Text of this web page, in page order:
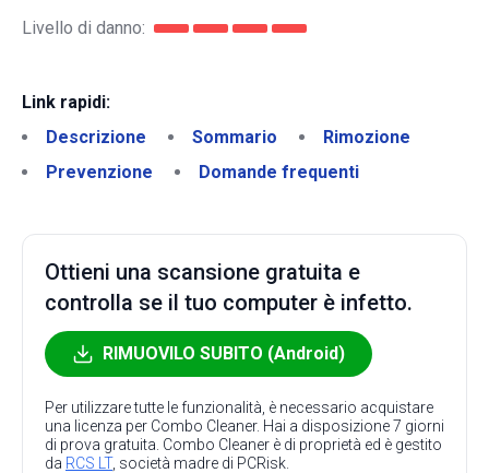
Livello di danno:
Link rapidi:
Descrizione
Sommario
Rimozione
Prevenzione
Domande frequenti
Ottieni una scansione gratuita e
controlla se il tuo computer è infetto.
RIMUOVILO SUBITO (Android)
Per utilizzare tutte le funzionalità, è necessario acquistare
una licenza per Combo Cleaner. Hai a disposizione 7 giorni
di prova gratuita. Combo Cleaner è di proprietà ed è gestito
da RCS LT, società madre di PCRisk.